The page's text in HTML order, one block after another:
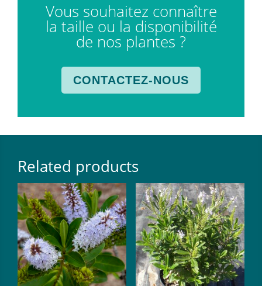
Vous souhaitez connaître
la taille ou la disponibilité
de nos plantes ?
CONTACTEZ-NOUS
Related products